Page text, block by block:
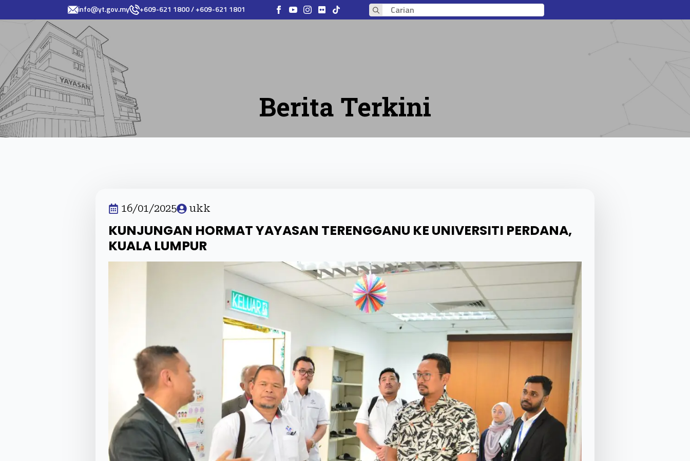
info@yt.gov.my +609-621 1800 / +609-621 1801
Search
Berita Terkini
16/01/2025 ukk
KUNJUNGAN HORMAT YAYASAN TERENGGANU KE UNIVERSITI PERDANA,
KUALA LUMPUR